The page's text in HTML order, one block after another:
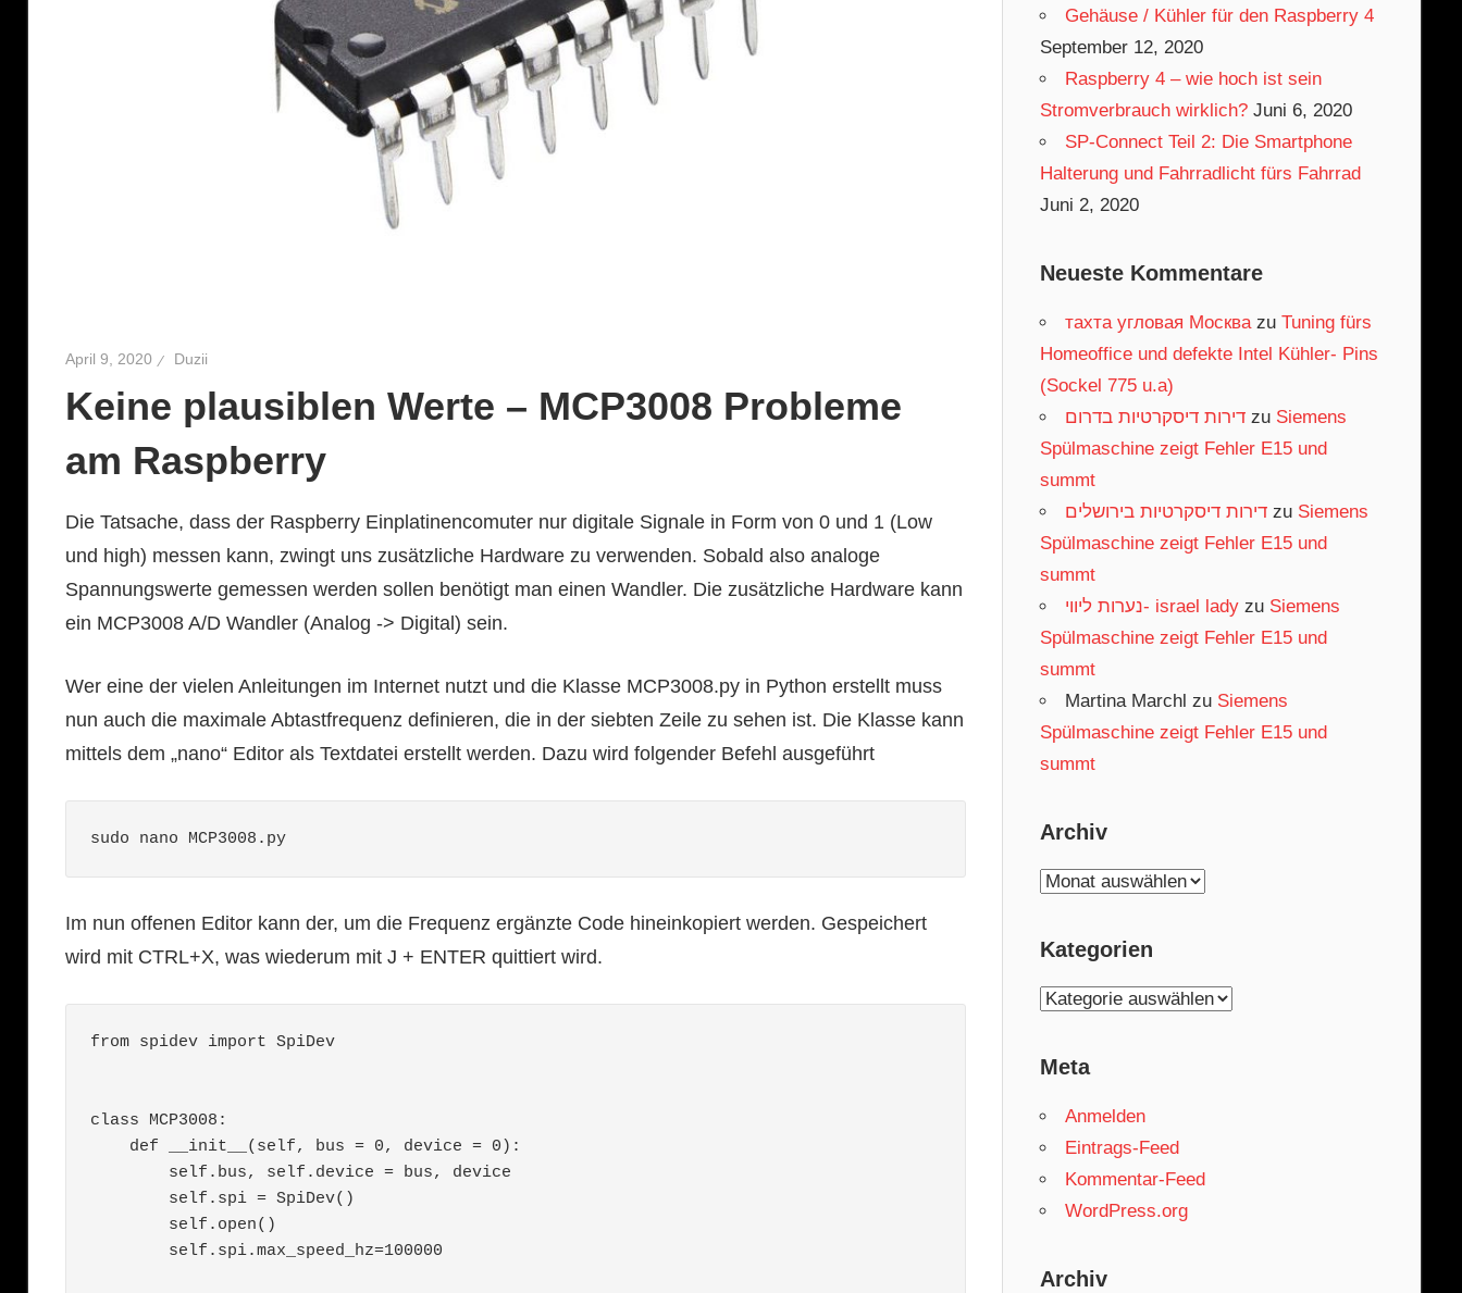
April 9, 2020 Duzii
Keine plausiblen Werte – MCP3008 Probleme
am Raspberry
Die Tatsache, dass der Raspberry Einplatinencomuter nur digitale Signale in Form von 0 und 1 (Low
und high) messen kann, zwingt uns zusätzliche Hardware zu verwenden. Sobald also analoge
Spannungswerte gemessen werden sollen benötigt man einen Wandler. Die zusätzliche Hardware kann
ein MCP3008 A/D Wandler (Analog -> Digital) sein.
Wer eine der vielen Anleitungen im Internet nutzt und die Klasse MCP3008.py in Python erstellt muss
nun auch die maximale Abtastfrequenz definieren, die in der siebten Zeile zu sehen ist. Die Klasse kann
mittels dem „nano“ Editor als Textdatei erstellt werden. Dazu wird folgender Befehl ausgeführt
sudo nano MCP3008.py
Im nun offenen Editor kann der, um die Frequenz ergänzte Code hineinkopiert werden. Gespeichert
wird mit CTRL+X, was wiederum mit J + ENTER quittiert wird.
from spidev import SpiDev
class MCP3008:
Gehäuse / Kühler für den Raspberry 4
September 12, 2020
Raspberry 4 – wie hoch ist sein
Stromverbrauch wirklich? Juni 6, 2020
SP-Connect Teil 2: Die Smartphone
Halterung und Fahrradlicht fürs Fahrrad
Juni 2, 2020
Neueste Kommentare
тахта угловая Москваzu Tuning fürs
Homeoffice und defekte Intel Kühler- Pins
(Sockel 775 u.a)
דירות דיסקרטיות בדרוםzu Siemens
Spülmaschine zeigt Fehler E15 und
summt
דירות דיסקרטיות בירושליםzu Siemens
Spülmaschine zeigt Fehler E15 und
summt
נערות ליווי- israel ladyzu Siemens
Spülmaschine zeigt Fehler E15 und
summt
Martina Marchl zu Siemens
Spülmaschine zeigt Fehler E15 und
summt
Archiv
Archiv
Kategorien
Kategorien
Meta
Anmelden
Eintrags-Feed
Kommentar-Feed
WordPress.org
Archiv